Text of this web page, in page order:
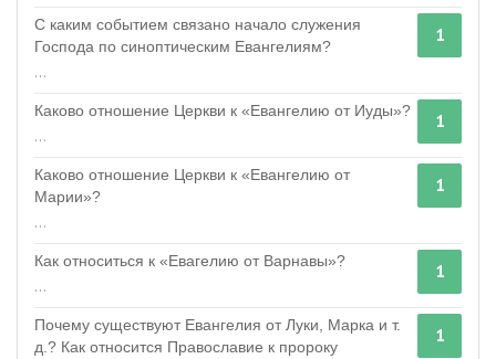
1
С каким событием связано начало служения
Господа по синоптическим Евангелиям?
...
1
Каково отношение Церкви к «Евангелию от Иуды»?
...
1
Каково отношение Церкви к «Евангелию от
Марии»?
...
1
Как относиться к «Евагелию от Варнавы»?
...
1
Почему существуют Евангелия от Луки, Марка и т.
д.? Как относится Православие к пророку